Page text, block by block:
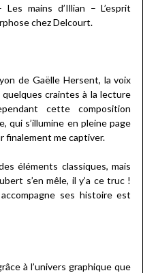
mains d’Illian – L’esprit
chez Delcourt.
de Gaëlle Hersent, la voix
craintes à la lecture
cette composition
qui s’illumine en pleine page
finalement me captiver.
éléments classiques, mais
s’en mêle, il y’a ce truc !
ses histoire est
à l’univers graphique que